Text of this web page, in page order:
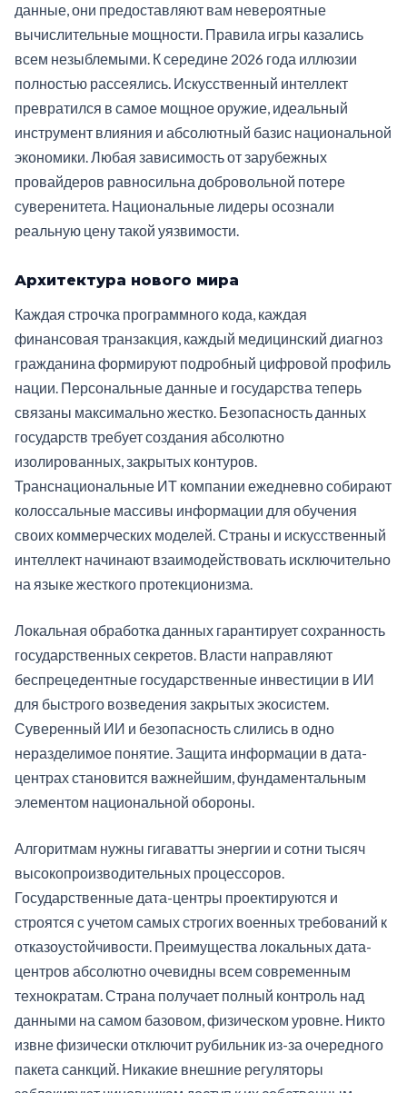
данные, они предоставляют вам невероятные
вычислительные мощности. Правила игры казались
всем незыблемыми. К середине 2026 года иллюзии
полностью рассеялись. Искусственный интеллект
превратился в самое мощное оружие, идеальный
инструмент влияния и абсолютный базис национальной
экономики. Любая зависимость от зарубежных
провайдеров равносильна добровольной потере
суверенитета. Национальные лидеры осознали
реальную цену такой уязвимости.
Архитектура нового мира
Каждая строчка программного кода, каждая
финансовая транзакция, каждый медицинский диагноз
гражданина формируют подробный цифровой профиль
нации. Персональные данные и государства теперь
связаны максимально жестко. Безопасность данных
государств требует создания абсолютно
изолированных, закрытых контуров.
Транснациональные ИТ компании ежедневно собирают
колоссальные массивы информации для обучения
своих коммерческих моделей. Страны и искусственный
интеллект начинают взаимодействовать исключительно
на языке жесткого протекционизма.
Локальная обработка данных гарантирует сохранность
государственных секретов. Власти направляют
беспрецедентные государственные инвестиции в ИИ
для быстрого возведения закрытых экосистем.
Суверенный ИИ и безопасность слились в одно
неразделимое понятие. Защита информации в дата-
центрах становится важнейшим, фундаментальным
элементом национальной обороны.
Алгоритмам нужны гигаватты энергии и сотни тысяч
высокопроизводительных процессоров.
Государственные дата-центры проектируются и
строятся с учетом самых строгих военных требований к
отказоустойчивости. Преимущества локальных дата-
центров абсолютно очевидны всем современным
технократам. Страна получает полный контроль над
данными на самом базовом, физическом уровне. Никто
извне физически отключит рубильник из-за очередного
пакета санкций. Никакие внешние регуляторы